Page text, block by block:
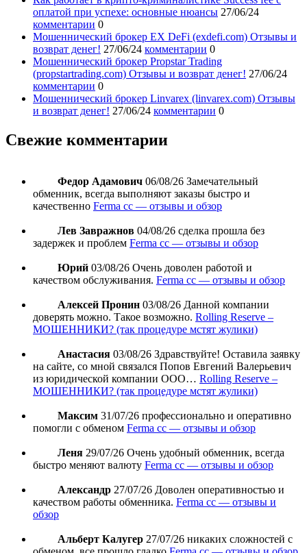
оплатой при успехе: основные нюансы 27/06/24
комментарии 0
Мошеннический брокер EX DeFi (exdefi.com) Отзывы и
возврат денег! 27/06/24 комментарии 0
Мошеннический брокер Propstar Trading
(propstartrading.com) Отзывы и возврат денег! 27/06/24
комментарии 0
Мошеннический брокер Linvarex (linvarex.com) Отзывы
и возврат денег! 27/06/24 комментарии 0
Свежие комментарии
Федор Адамович 06/08/26 Замечательный
обменник, всегда выполняют заказы быстро и
качественно Ferma cc — отзывы и обзор
Лев Завражнов 04/08/26 сделка прошла без
задержек и проблем Ferma cc — отзывы и обзор
Юрий 03/08/26 Очень доволен работой и
качеством обслуживания. Ferma cc — отзывы и обзор
Алексей Пронин 03/08/26 Данной компании
доверять можно. Такое возможно. Rolling Reserve –
МОШЕННИКИ? (так процедуре мстят жулики)
Анастасия 03/08/26 Здравствуйте! Оставила заявку
на сайте, со мной связался Попов Евгений Валерьевич
из юридической компании ООО… Rolling Reserve –
МОШЕННИКИ? (так процедуре мстят жулики)
Максим 31/07/26 профессионально и оперативно
помогли с обменом Ferma cc — отзывы и обзор
Леня 29/07/26 Очень удобный обменник, всегда
быстро меняют валюту Ferma cc — отзывы и обзор
Александр 27/07/26 Доволен оперативностью и
качеством работы обменника. Ferma cc — отзывы и
обзор
Альберт Калугер 27/07/26 никаких сложностей с